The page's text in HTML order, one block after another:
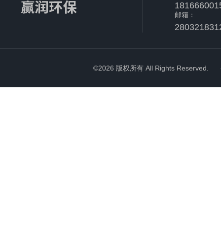
邮箱：
©2026 版权所有 All Rights Reserved.